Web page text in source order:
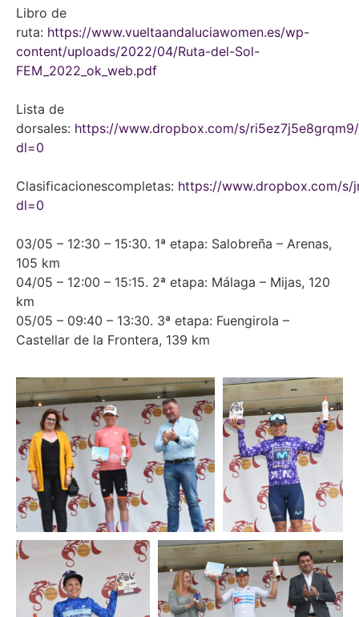
Libro de
ruta: https://www.vueltaandaluciawomen.es/wp-
content/uploads/2022/04/Ruta-del-Sol-
FEM_2022_ok_web.pdf
Lista de
dorsales: https://www.dropbox.com/s/
dl=0
Clasificacionescompletas: https://www.dropbox.com/s/
dl=0
03/05 – 12:30 – 15:30. 1ª etapa: Salobreña – Arenas,
105 km
04/05 – 12:00 – 15:15. 2ª etapa: Málaga – Mijas, 120
km
05/05 – 09:40 – 13:30. 3ª etapa: Fuengirola –
Castellar de la Frontera, 139 km